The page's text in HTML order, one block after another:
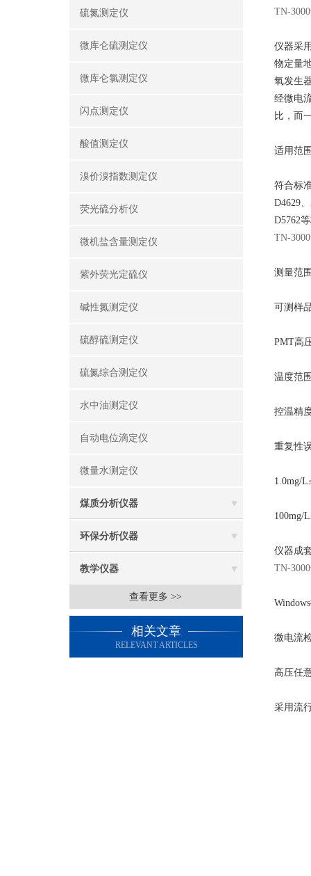
硫氮测定仪
微库仑硫测定仪
微库仑氯测定仪
闪点测定仪
酸值测定仪
溴价溴指数测定仪
荧光硫分析仪
微机盐含量测定仪
紫外荧光定硫仪
碱性氮测定仪
硫醇硫测定仪
硫氮综合测定仪
水中油测定仪
自动电位滴定仪
微量水测定仪
煤质分析仪器
环保分析仪器
教学仪器
查看更多 >>
相关文章
RELEVANT ARTICLES
TN-
仪器采
物定量
氧发生
经微电
比，而
适用范
符合标
D4629、
D5762
TN-
测量范
可测样
PMT高
温度范
控温精
重复性
1.0mg/
100mg/
仪器成
TN-
Windows
微电流
高压任
采用流